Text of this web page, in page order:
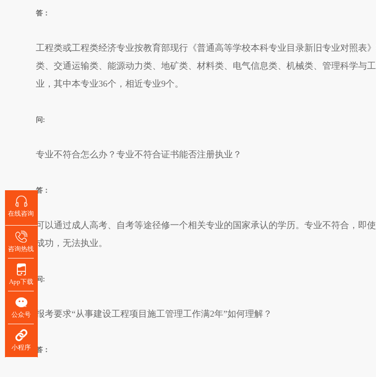
答：
工程类或工程类经济专业按教育部现行《普通高等学校本科专业目录新旧专业对照表
类、交通运输类、能源动力类、地矿类、材料类、电气信息类、机械类、管理科学与
业，其中本专业36个，相近专业9个。
问:
专业不符合怎么办？专业不符合证书能否注册执业？
答：
可以通过成人高考、自考等途径修一个相关专业的国家承认的学历。专业不符合，即
成功，无法执业。
问:
报考要求“从事建设工程项目施工管理工作满2年”如何理解？
答：
在线咨询
咨询热线
App下载
公众号
小程序